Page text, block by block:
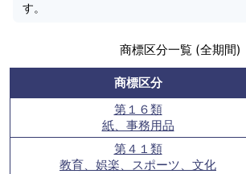
す。
商標区分一覧 (全期間)
商標区分
第１６類
紙、事務用品
第４１類
教育、娯楽、スポーツ、文化